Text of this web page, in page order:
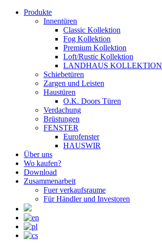
Produkte
Innentüren
Classic Kollektion
Fog Kollektion
Premium Kollektion
Loft/Rustic Kollektion
LANDHAUS KOLLEKTION
Schiebetüren
Zargen und Leisten
Haustüren
O.K. Doors Türen
Verdachung
Brüstungen
FENSTER
Eurofenster
HAUSWIR
Über uns
Wo kaufen?
Download
Zusammenarbeit
Fuer verkaufsraume
Für Händler und Investoren